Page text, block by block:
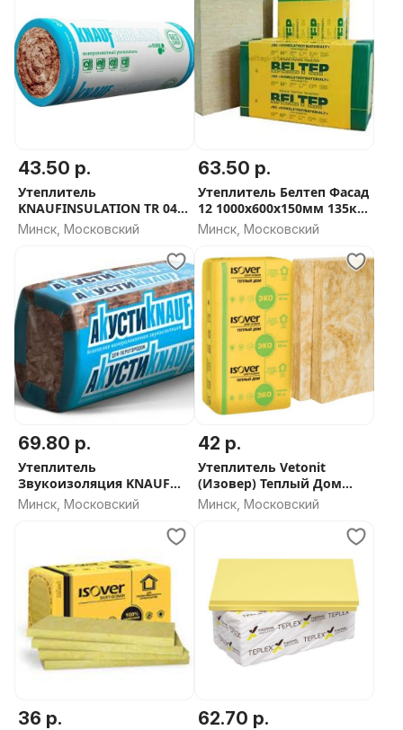
43.50 р.
Утеплитель
KNAUFINSULATION TR 044
Aquastatik 1220x6800x50
мм (16.6 м²)
Минск, Московский
63.50 р.
Утеплитель Белтеп Фасад
12 1000х600х150мм 135кг/
м3
Минск, Московский
69.80 р.
Утеплитель
Звукоизоляция KNAUF
АкустиКНАУФ 50мм (12
Минск, Московский
42 р.
Утеплитель Vetonit
(Изовер) Теплый Дом
50мм и 100мм - СКИДКА
ОТ ОБЬЕМА
Минск, Московский
36 р. 62.70 р.